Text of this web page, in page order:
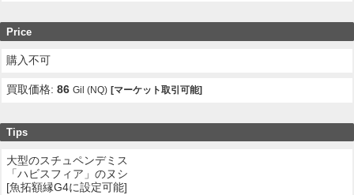
Price
購入不可
買取価格:86 Gil (NQ) [マーケット取引可能]
Tips
大型のスチュペンデミス
「ハビスフィア」のヌシ
[魚拓額縁G4に設定可能]